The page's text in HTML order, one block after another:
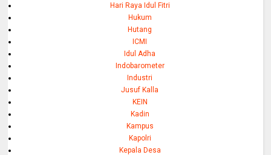
Hari Raya Idul Fitri
Hukum
Hutang
ICMI
Idul Adha
Indobarometer
Industri
Jusuf Kalla
KEIN
Kadin
Kampus
Kapolri
Kepala Desa